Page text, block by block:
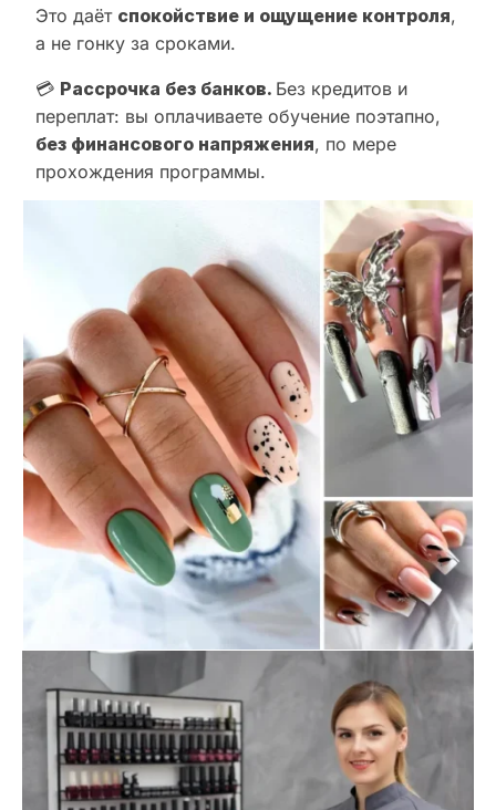
Это даёт спокойствие и ощущение контроля,
а не гонку за сроками.
💳 Рассрочка без банков. Без кредитов и
переплат: вы оплачиваете обучение поэтапно,
без финансового напряжения, по мере
прохождения программы.